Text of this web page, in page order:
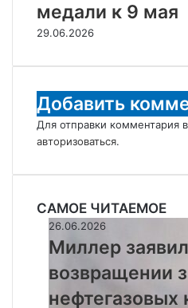
медали к 9 мая
29.06.2026
Добавить
Для отправки комментария
авторизоваться.
САМОЕ ЧИТАЕМОЕ
Миллер
заявил
возвращении
зарубежных
26.06.2026
Миллер
возвращении
нефтегазовых